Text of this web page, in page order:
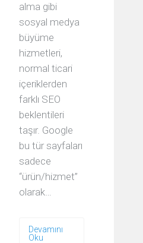
alma gibi
sosyal medya
büyüme
hizmetleri,
normal ticari
içeriklerden
farklı SEO
beklentileri
taşır. Google
bu tür sayfaları
sadece
“ürün/hizmet”
olarak…
Devamını
Oku